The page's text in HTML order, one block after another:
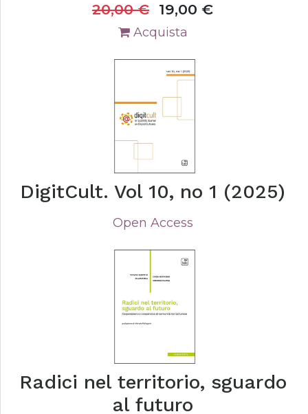
20,00€ 19,00 €
Acquista
DigitCult. Vol 10, no 1 (2025)
Open Access
Radici nel territorio, sguardo
al futuro